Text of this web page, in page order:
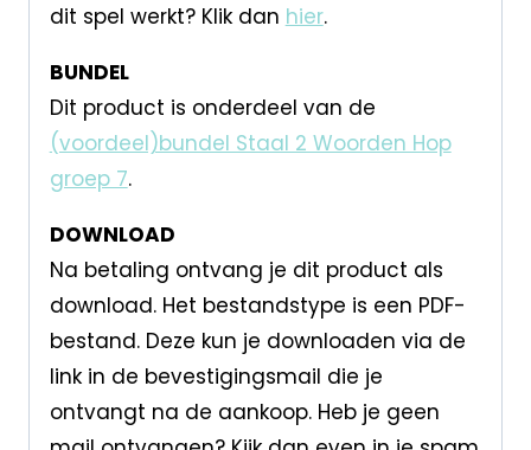
dit spel werkt? Klik dan hier.
BUNDEL
Dit product is onderdeel van de
(voordeel)bundel Staal 2 Woorden Hop
groep 7.
DOWNLOAD
Na betaling ontvang je dit product als
download. Het bestandstype is een PDF-
bestand. Deze kun je downloaden via de
link in de bevestigingsmail die je
ontvangt na de aankoop. Heb je geen